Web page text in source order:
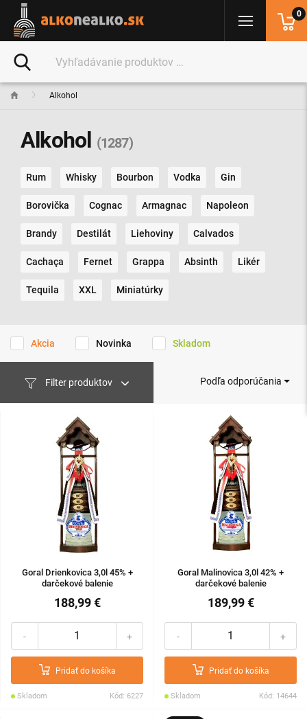
Alkohol
Alkohol (1287)
Rum Whisky Bourbon Vodka Gin
Borovička Cognac Armagnac Napoleon
Brandy Destilát Liehoviny Calvados
Cachaça Fernet Grappa Absinth Likér
Tequila XXL Miniatúrky
Akcia Novinka Skladom
Filter produktov Podľa odporúčania
Goral Drienkovica 3,0l 45% +
darčekové balenie
188,99 €
- +
Pridať do košíka
Skladom Kód: 6227
Goral Malinovica 3,0l 42% +
darčekové balenie
189,99 €
- +
Pridať do košíka
Skladom Kód: 14644
0